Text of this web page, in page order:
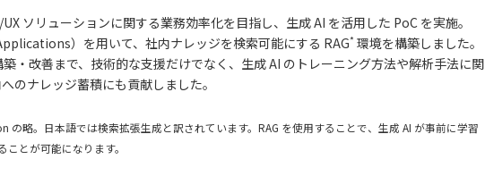
ソリューションに関する業務効率化を目指し、生成 AI を活用した PoC を実施。
）を用いて、社内ナレッジを検索可能にする RAG* 環境を構築しました。
・改善まで、技術的な支援だけでなく、生成 AI のトレーニング方法や解析手法に関
のナレッジ蓄積にも貢献しました。
の略。日本語では検索拡張生成と訳されています。RAG を使用することで、生成 AI が事前に学習
とが可能になります。